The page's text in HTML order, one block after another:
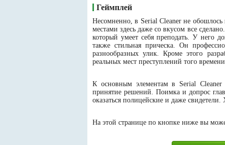
Геймплей
Несомненно, в Serial Cleaner не обошлось
местами здесь даже со вкусом все
который умеет себя преподать. У него
также стильная прическа. Он
разнообразных улик. Кроме этого
реальных мест преступлений того
К основным элементам в Serial Cleaner
принятие решений. Поимка и допрос
оказаться полицейские и даже
На этой странице по кнопке ниже вы